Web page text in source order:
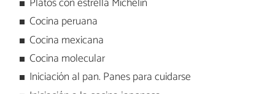
Cocina peruana
Cocina mexicana
Cocina molecular
Iniciación al pan. Panes para cuidarse